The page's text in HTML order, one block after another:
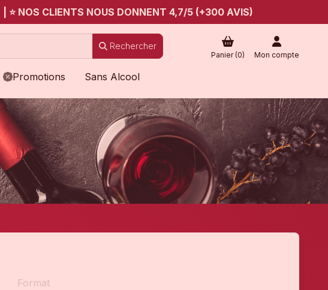
⭐ NOS CLIENTS NOUS DONNENT 4,7/5 (+300 AVIS)
Rechercher
Panier (0) Mon compte
Promotions Sans Alcool
Format